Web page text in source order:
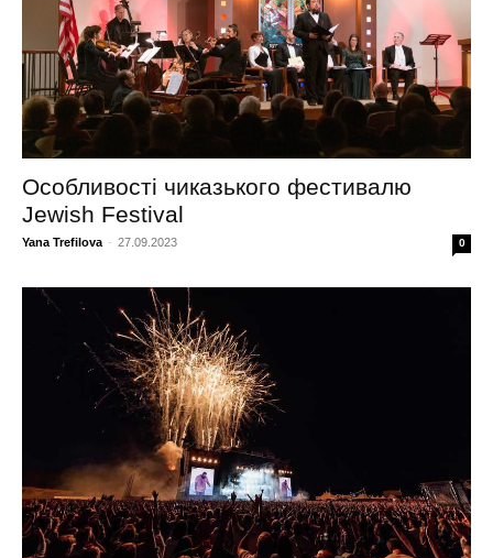
Особливості чиказького фестивалю
Jewish Festival
Yana Trefilova - 27.09.2023 0